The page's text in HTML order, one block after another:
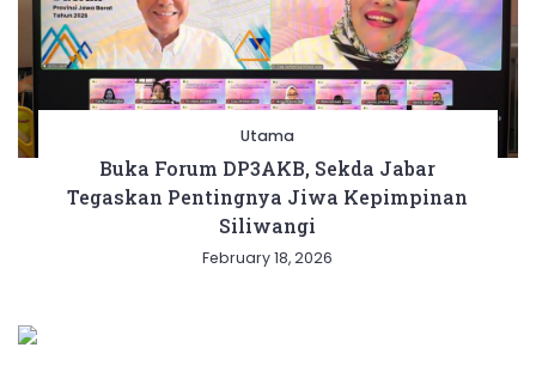
Utama
Buka Forum DP3AKB, Sekda Jabar
Tegaskan Pentingnya Jiwa Kepimpinan
Siliwangi
February 18, 2026